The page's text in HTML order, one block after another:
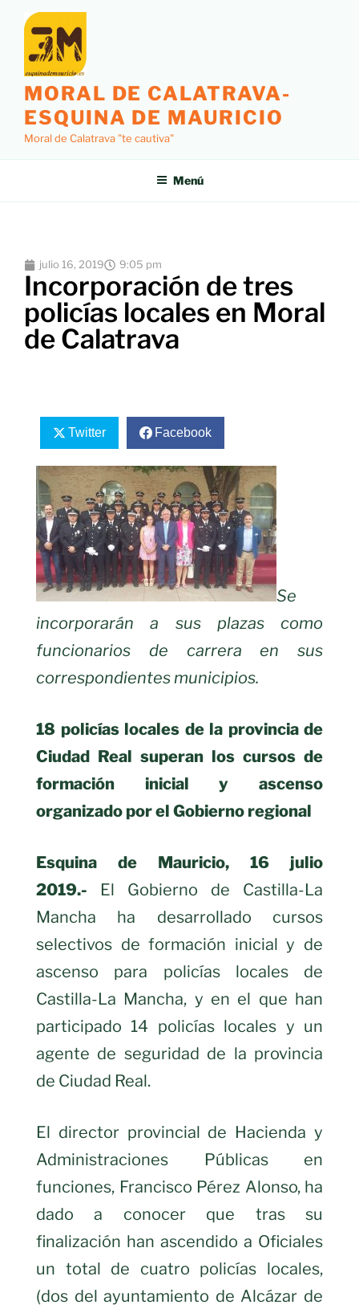
MORAL DE CALATRAVA-
ESQUINA DE MAURICIO
Moral de Calatrava "te cautiva"
Menú
julio 16, 2019 9:05 pm
Incorporación de tres
policías locales en Moral
de Calatrava
Twitter Facebook
Se
incorporarán a sus plazas como
funcionarios de carrera en sus
correspondientes municipios.
18 policías locales de la provincia de
Ciudad Real superan los cursos de
formación inicial y ascenso
organizado por el Gobierno regional
Esquina de Mauricio, 16 julio
2019.- El Gobierno de Castilla-La
Mancha ha desarrollado cursos
selectivos de formación inicial y de
ascenso para policías locales de
Castilla-La Mancha, y en el que han
participado 14 policías locales y un
agente de seguridad de la provincia
de Ciudad Real.
El director provincial de Hacienda y
Administraciones Públicas en
funciones, Francisco Pérez Alonso, ha
dado a conocer que tras su
finalización han ascendido a Oficiales
un total de cuatro policías locales,
(dos del ayuntamiento de Alcázar de